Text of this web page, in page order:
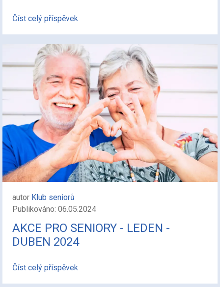
Číst celý příspěvek
autor Klub seniorů
Publikováno: 06.05.2024
AKCE PRO SENIORY - LEDEN -
DUBEN 2024
Číst celý příspěvek